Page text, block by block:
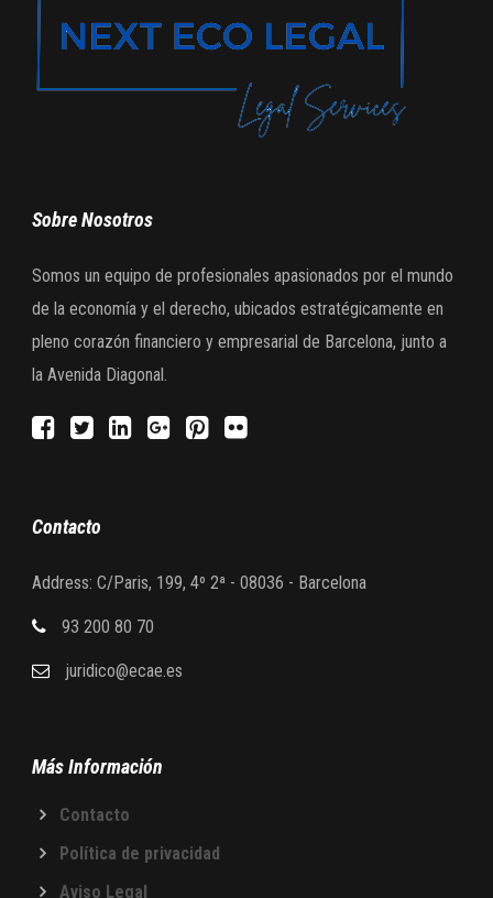
Sobre Nosotros
Somos un equipo de profesionales apasionados por el mundo
de la economía y el derecho, ubicados estratégicamente en
pleno corazón financiero y empresarial de Barcelona, junto a
la Avenida Diagonal.
Contacto
Address: C/Paris, 199, 4º 2ª - 08036 - Barcelona
93 200 80 70
juridico@ecae.es
Más Información
Contacto
Política de privacidad
Aviso Legal